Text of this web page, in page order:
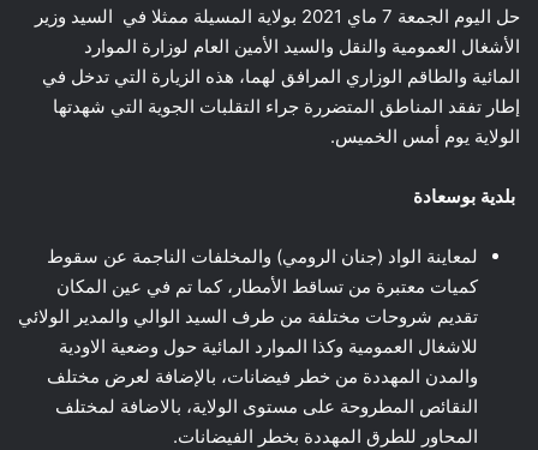
حل اليوم الجمعة 7 ماي 2021 بولاية المسيلة ممثلا في السيد وزير
الأشغال العمومية والنقل والسيد الأمين العام لوزارة الموارد
المائية والطاقم الوزاري المرافق لهما، هذه الزيارة التي تدخل في
إطار تفقد المناطق المتضررة جراء التقلبات الجوية التي شهدتها
الولاية يوم أمس الخميس.
بلدية بوسعادة
لمعاينة الواد (جنان الرومي) والمخلفات الناجمة عن سقوط
كميات معتبرة من تساقط الأمطار، كما تم في عين المكان
تقديم شروحات مختلفة من طرف السيد الوالي والمدير الولائي
للاشغال العمومية وكذا الموارد المائية حول وضعية الاودية
والمدن المهددة من خطر فيضانات، بالإضافة لعرض مختلف
النقائص المطروحة على مستوى الولاية، بالاضافة لمختلف
المحاور للطرق المهددة بخطر الفيضانات.